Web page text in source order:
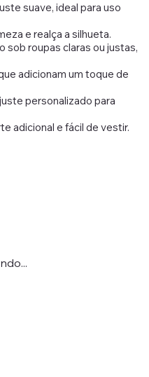
suave, ideal para uso
e realça a silhueta.
sob roupas claras ou justas,
adicionam um toque de
personalizado para
adicional e fácil de vestir.